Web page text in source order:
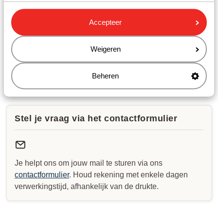
Accepteer
Weigeren
Beheren
Openingstijden:
Maandag t/m vrijdag: 09:00-18:00
Zaterdag: 10:00-17:00
Bekijk afwijkende openingstijden
Stel je vraag via het contactformulier
Je helpt ons om jouw mail te sturen via ons
contactformulier. Houd rekening met enkele dagen
verwerkingstijd, afhankelijk van de drukte.